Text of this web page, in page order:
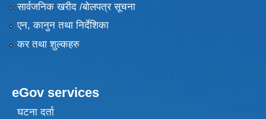
सार्वजनिक खरीद /बोलपत्र सूचना
एन, कानुन तथा निर्देशिका
कर तथा शुल्कहरु
eGov services
घटना दर्ता